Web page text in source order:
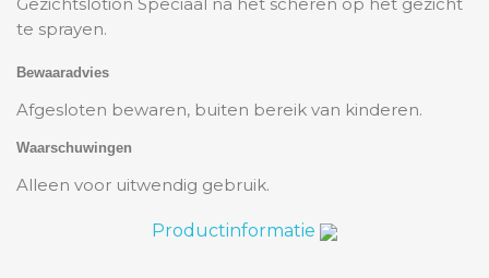
te sprayen.
Bewaaradvies
Afgesloten bewaren, buiten bereik van kinderen.
Waarschuwingen
Alleen voor uitwendig gebruik.
Productinformatie